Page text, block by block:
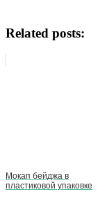
Related posts:
Мокап бейджа в
пластиковой упаковке